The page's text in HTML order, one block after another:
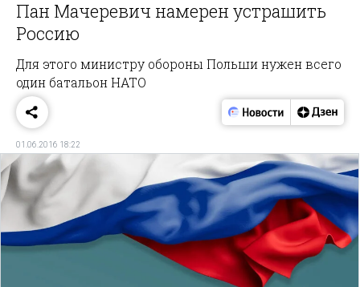
Пан Мачеревич намерен устрашить
Россию
Для этого министру обороны Польши нужен всего
один батальон НАТО
01.06.2016 18:22